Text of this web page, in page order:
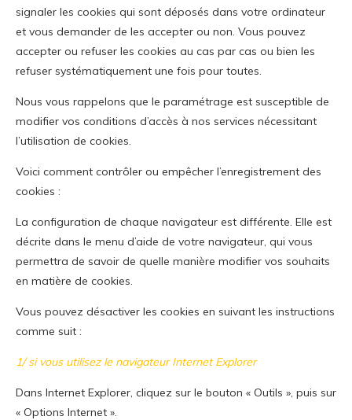
signaler les cookies qui sont déposés dans votre ordinateur
et vous demander de les accepter ou non. Vous pouvez
accepter ou refuser les cookies au cas par cas ou bien les
refuser systématiquement une fois pour toutes.
Nous vous rappelons que le paramétrage est susceptible de
modifier vos conditions d’accès à nos services nécessitant
l’utilisation de cookies.
Voici comment contrôler ou empêcher l’enregistrement des
cookies :
La configuration de chaque navigateur est différente. Elle est
décrite dans le menu d’aide de votre navigateur, qui vous
permettra de savoir de quelle manière modifier vos souhaits
en matière de cookies.
Vous pouvez désactiver les cookies en suivant les instructions
comme suit :
1/ si vous utilisez le navigateur Internet Explorer
Dans Internet Explorer, cliquez sur le bouton « Outils », puis sur
« Options Internet ».